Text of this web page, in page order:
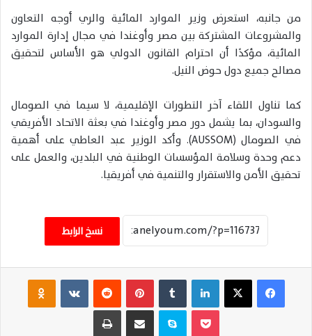
من جانبه، استعرض وزير الموارد المائية والري أوجه التعاون
والمشروعات المشتركة بين مصر وأوغندا في مجال إدارة الموارد
المائية، مؤكدًا أن احترام القانون الدولي هو الأساس لتحقيق
مصالح جميع دول حوض النيل.
كما تناول اللقاء آخر التطورات الإقليمية، لا سيما في الصومال
والسودان، بما يشمل دور مصر وأوغندا في بعثة الاتحاد الأفريقي
في الصومال (AUSSOM). وأكد الوزير عبد العاطي على أهمية
دعم وحدة وسلامة المؤسسات الوطنية في البلدين، والعمل على
تحقيق الأمن والاستقرار والتنمية في أفريقيا.
نسخ الرابط
فيسبوك ‫X لينكدإن بينتيريست ‏VKontakte
سكايب مشاركة عبر البريد طباعة